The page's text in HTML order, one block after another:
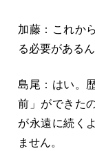
加藤：これか
る必要があるん
島尾：はい。
前」ができた
が永遠に続く
ません。